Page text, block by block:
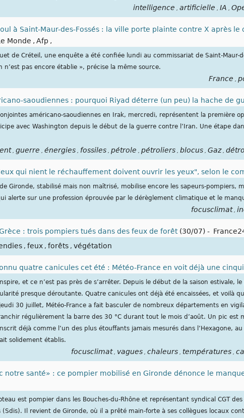
intelligence artificielle IA
à Saint-Maur-des-Fossés : la ville porte plainte contre X après
Monde , Afp ,
de Créteil, une enquête a été confiée lundi au commissariat de Saint-Maur-
n’est pas encore établie », précise la même source.
France
saoudiennes : pourquoi Riyad déterre (un peu) la hache de
américano-saoudiennes en Irak, mercredi, représentent la première
avec Washington depuis le début de la guerre contre l’Iran. Une étape
guerre énergies fossiles pétrole pétroliers blocus Gaz
qui nient le réchauffement doivent ouvrir les yeux", selon le
Gironde, stabilisé mais non maîtrisé, mobilise encore les sapeurs-pompiers,
alerte sur une profession éprouvée par le dérèglement climatique et le
focusclimat
: trois pompiers tués dans des feux de forêt (30/07) -
, feux , forêts , végétation
quatre canicules cet été : Météo-France en voit déjà une
et ce n’est pas près de s’arrêter. Depuis le début de la saison estivale,
presque déroutante. Quatre canicules ont déjà été encaissées, et voilà
jeudi 30 juillet, Météo-France a fait basculer de nombreux départements en
régulièrement la barre des 30 °C durant tout le mois d’août. Un pic est
déjà comme l’un des plus étouffants jamais mesurés dans l’Hexagone,
solidement établis.
focusclimat vagues chaleurs températures
notre santé» : ce pompier mobilisé en Gironde dénonce le
est pompier dans les Bouches-du-Rhône et représentant syndical CGT
(Sdis). Il revient de Gironde, où il a prêté main-forte à ses collègues locaux